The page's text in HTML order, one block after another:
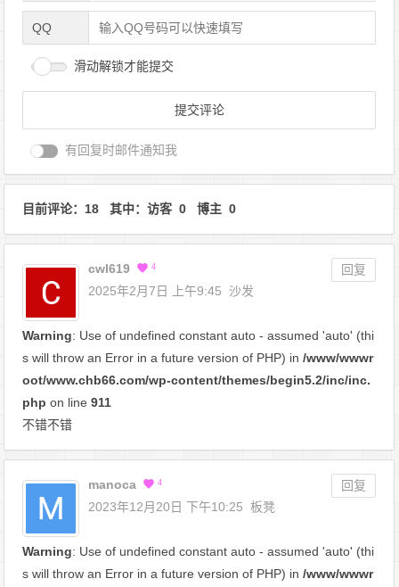
QQ
滑动解锁才能提交
有回复时邮件通知我
目前评论：18 其中：访客 0 博主 0
cwl619 4
回复
2025年2月7日 上午9:45
沙发
Warning: Use of undefined constant auto - assumed 'auto' (thi
s will throw an Error in a future version of PHP) in/www/wwwr
oot/www.chb66.com/wp-content/themes/begin5.2/inc/inc.
php on line911
不错不错
manoca 4
回复
2023年12月20日 下午10:25 板凳
Warning: Use of undefined constant auto - assumed 'auto' (thi
s will throw an Error in a future version of PHP) in/www/wwwr